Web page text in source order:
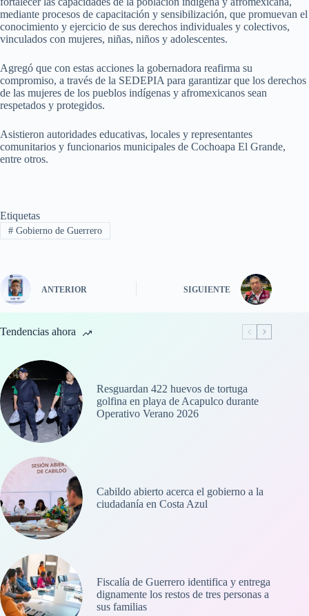
mediante procesos de capacitación y sensibilización, que promuevan el
conocimiento y ejercicio de sus derechos individuales y colectivos,
vinculados con mujeres, niñas, niños y adolescentes.
Agregó que con estas acciones la gobernadora reafirma su
compromiso, a través de la SEDEPIA para garantizar que los derechos
de las mujeres de los pueblos indígenas y afromexicanos sean
respetados y protegidos.
Asistieron autoridades educativas, locales y representantes
comunitarios y funcionarios municipales de Cochoapa El Grande,
entre otros.
Etiquetas
#Gobierno de Guerrero
ANTERIOR SIGUIENTE
Tendencias ahora
Resguardan 422 huevos de tortuga
golfina en playa de Acapulco durante
Operativo Verano 2026
Cabildo abierto acerca el gobierno a la
ciudadanía en Costa Azul
Fiscalía de Guerrero identifica y entrega
dignamente los restos de tres personas a
sus familias